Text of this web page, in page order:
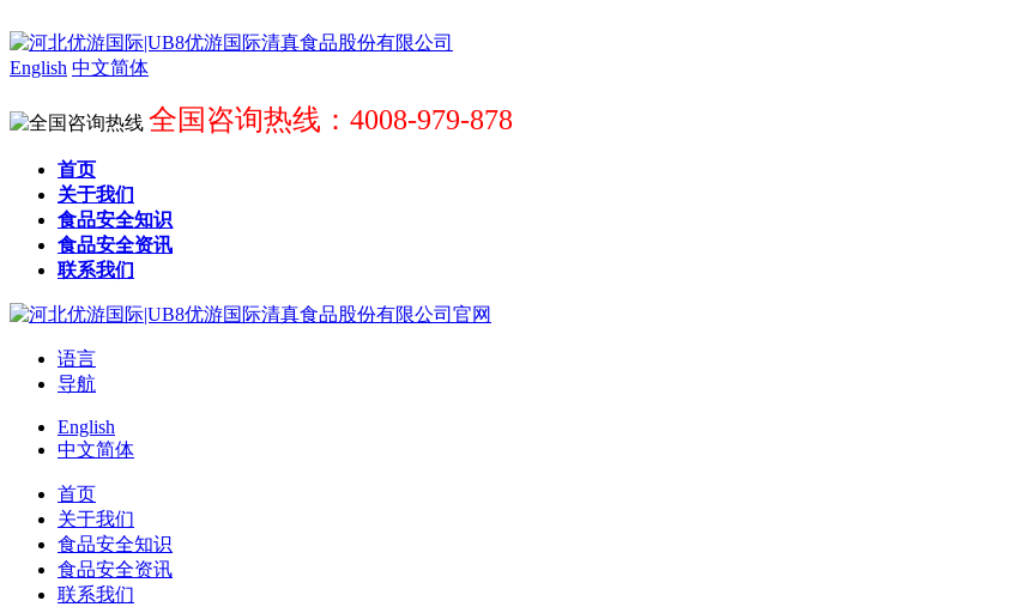
English 中文简体
全国咨询热线：4008-979-878
首页
关于我们
食品安全知识
食品安全资讯
联系我们
语言
导航
English
中文简体
首页
关于我们
食品安全知识
食品安全资讯
联系我们